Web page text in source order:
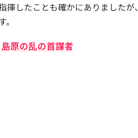
揮したことも確かにありましたが、
。
島原の乱の首謀者